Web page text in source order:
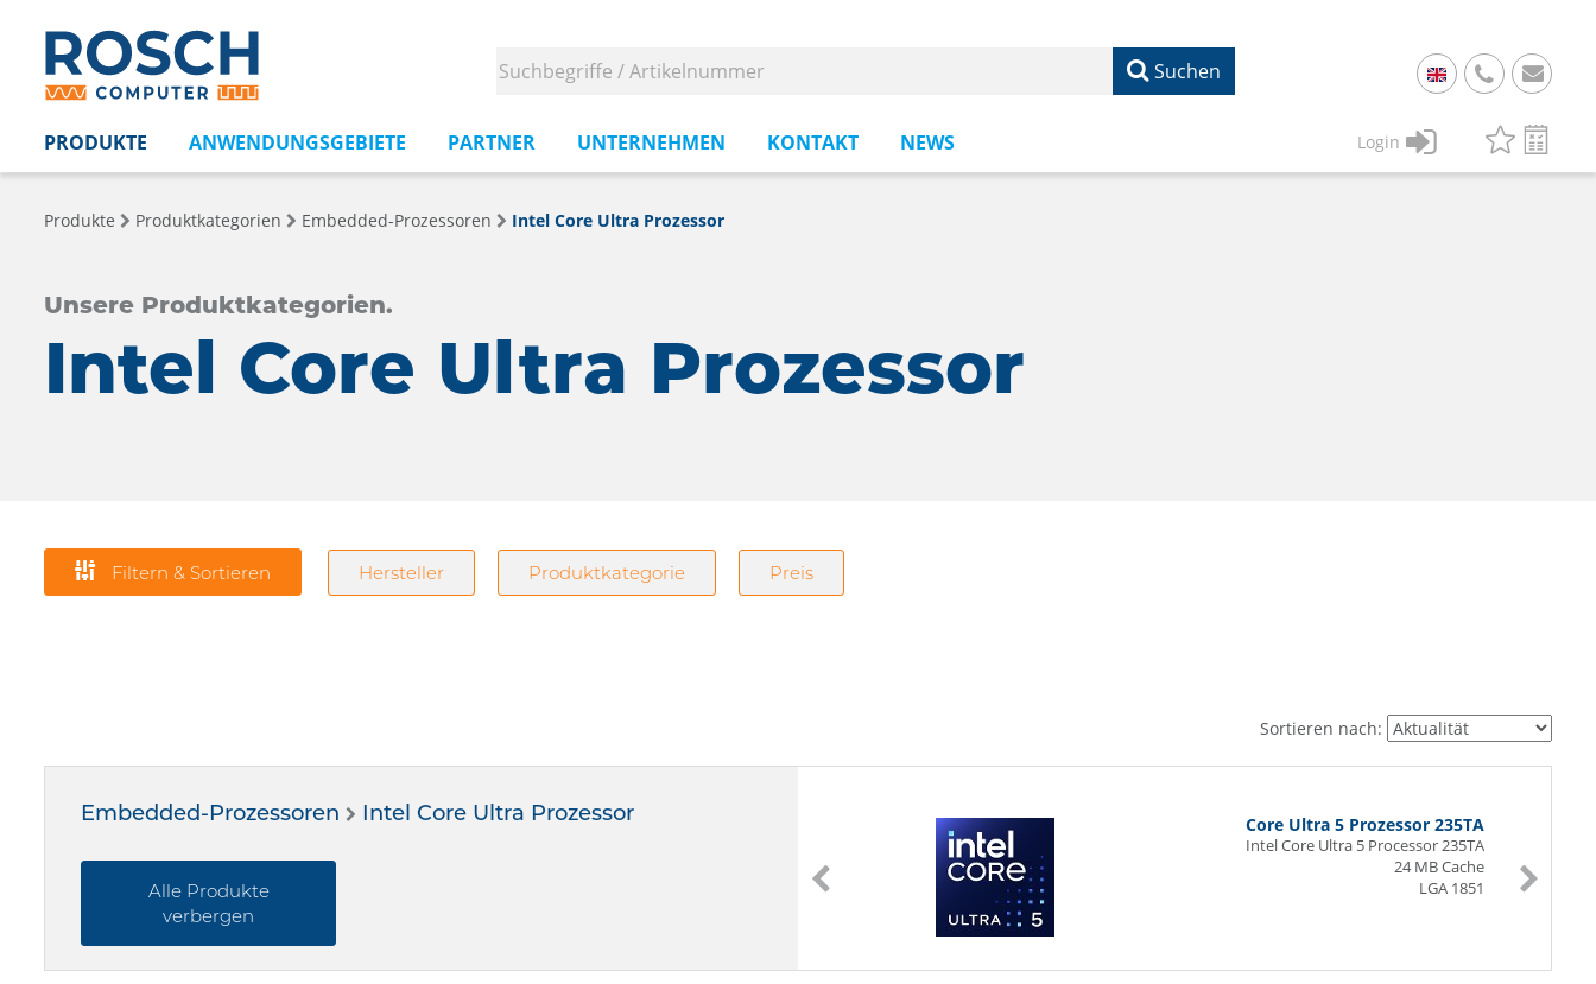
Suchen
49
PRODUKTE ANWENDUNGSGEBIETE PARTNER UNTERNEHMEN KONTAKT NEWS Login
Produkte Produktkategorien Embedded-Prozessoren Intel Core Ultra Prozessor
Unsere Produktkategorien.
Intel Core Ultra Prozessor
Filtern & Sortieren Hersteller Produktkategorie Preis
Sortieren nach:
Embedded-Prozessoren Intel Core Ultra Prozessor
Alle Produkte
verbergen
Core 7 Prozessor 360 Core Ultra 5 Prozessor 235TA
Intel Core Ultra 5 Processor 235TA
24 MB Cache
LGA 1851